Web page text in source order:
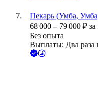
Пекарь (Умба,
68 000 – 79 000 ₽ за
Без опыта
Выплаты: Два раза